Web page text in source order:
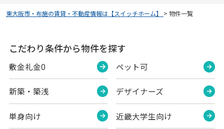
東大阪市・布施の賃貸・不動産情報は【スイッチホーム】 > 物件一覧
こだわり条件から物件を探す
敷金礼金0
新築・築浅
単身向け
ペット可
デザイナーズ
近畿大学生向け